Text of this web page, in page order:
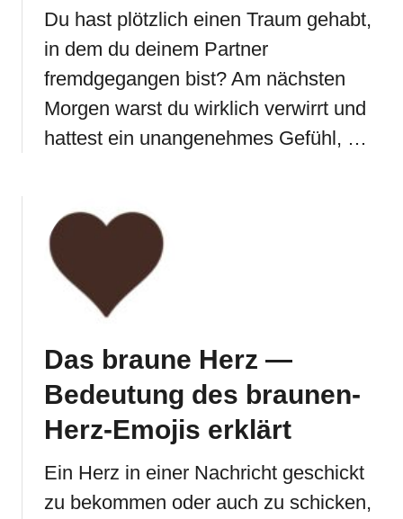
Du hast plötzlich einen Traum gehabt,
in dem du deinem Partner
fremdgegangen bist? Am nächsten
Morgen warst du wirklich verwirrt und
hattest ein unangenehmes Gefühl, …
Das braune Herz —
Bedeutung des braunen-
Herz-Emojis erklärt
Ein Herz in einer Nachricht geschickt
zu bekommen oder auch zu schicken,